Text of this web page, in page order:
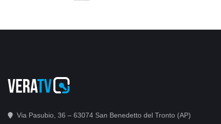
Via Pasubio, 36 – 63074 San Benedetto del Tronto (AP)